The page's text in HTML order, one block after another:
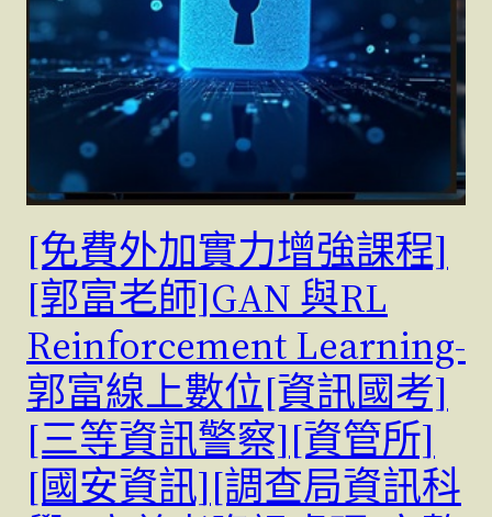
[免費外加實力增強課程]
[郭富老師]GAN 與RL
Reinforcement Learning-
郭富線上數位[資訊國考]
[三等資訊警察][資管所]
[國安資訊][調查局資訊科